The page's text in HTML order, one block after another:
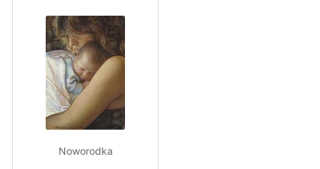
Noworodka